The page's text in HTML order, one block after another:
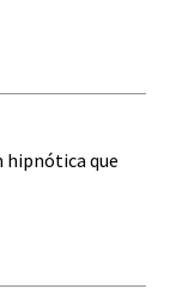
hipnótica que